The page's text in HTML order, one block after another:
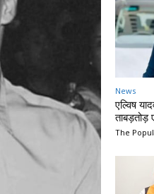
News
एल्विष
ताबड़तोड़
The